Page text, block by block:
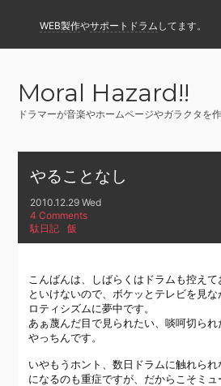
WEB製作やサポートドラム してます。
Moral Hazard!!
ドラマーが音楽やホームページやガラクタを作
やることなし
2010.12.29 Wed
4 Comments
駄日記
飯
こんばんは、しばらくはドラムも控え
といけないので、ボケッとテレビを見
ロティシズムに夢中です。
あぁ蔑んだ目で見られたい、啖呵切られ
やっちんです。
いやもうホント、数日ドラムに触れら
になるのも重症ですが、だからこそミ